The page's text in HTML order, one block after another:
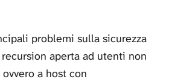
problemi sulla sicurezza
aperta ad utenti non
a host con